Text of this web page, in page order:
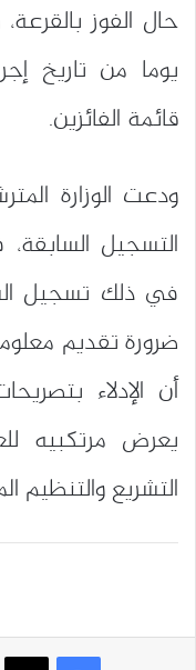
حال الفوز
يوما من تاريخ
قائمة الفائزين.
ودعت الوزارة
التسجيل
في ذلك تسجيل
ضرورة تقديم
أن الإدلاء
يعرض مرتكبيه
التشريع والتنظيم